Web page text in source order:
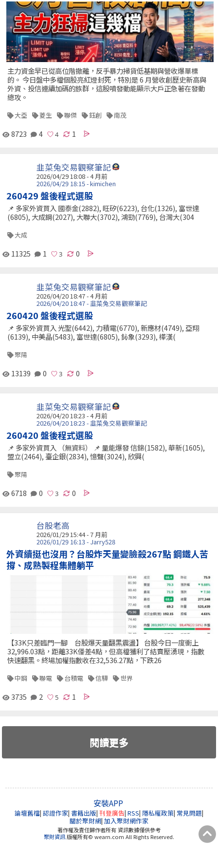
主力資金早已從高位階撤離，反手暴力掃貨低基期與營收爆單標
的。 今日盤中多檔個股亮紅燈封死，特別是 6 月營收創歷史新高與
外資、投信連續加碼的族群，這股噴發動能顯示大戶正急著在發動
總攻。
大亞 菱生 聯傑 鈺創 南茂
8723 4 1
韭菜兔交易觀察筆記
2026/04/29 18:08 - 4 月前
2026/04/29 18:15 - kimichen
260429 盤後程式選股
📌 多家外資買入 國泰金(2882), 旺矽(6223), 台化(1326), 富世達
(6805), 大成鋼(2027), 大聯大(3702), 鴻勁(7769), 台灣大(304
大成
11325 1 0
韭菜兔交易觀察筆記
2026/04/20 18:47 - 4 月前
2026/04/20 18:47 - 韭菜兔交易觀察筆記
260420 盤後程式選股
📌 多家外資買入 光聖(6442), 力積電(6770), 新應材(4749), 亞翔
(6139), 中美晶(5483), 富世達(6805), 鈊象(3293), 樺漢(
聚陽
13139 0 0
韭菜兔交易觀察筆記
2026/04/20 18:23 - 4 月前
2026/04/20 18:23 - 韭菜兔交易觀察筆記
260420 盤後程式選股
📌 多家外資買入 （無資料） 📌 量能爆發 信錦(1582), 華新(1605),
盟立(2464), 臺企銀(2834), 憶聲(3024), 欣興(
聚陽
6718 0 0
台股老高
2026/01/29 15:44 - 7 月前
2026/01/29 16:13 - Jarry528
外資續挺也沒用？台股炸天量變臉殺267點 鋼鐵人苦
撐、成熟製程集體躺平
【33K只差臨門一腳 台股爆天量翻黑震盪】 台股今日一度衝上
32,996.03點，距離33K僅差4點，但高檔獲利了結賣壓湧現，指數
快速翻黑。終場加權指數收在32,536.27點，下跌26
中鋼 聯電 台積電 信驊 世界
3735 2 1
閱讀更多
安裝APP
論壇舊檔| 認證作家| 書籍出版| 刊登廣告| RSS| 隱私權政策| 常見問題|
關於聚財網| 加入聚財網作家
著作權及責任歸作者所有 資訊數據僅供參考
聚財資訊版權所有© wearn.com All Rights Reserved.